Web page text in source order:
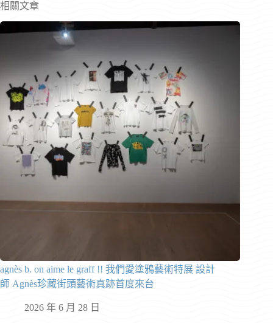
相關文章
agnès b. on aime le graff !! 我們愛塗鴉藝術特展 設計
師 Agnès珍藏街頭藝術真跡首度來台
2026 年 6 月 28 日